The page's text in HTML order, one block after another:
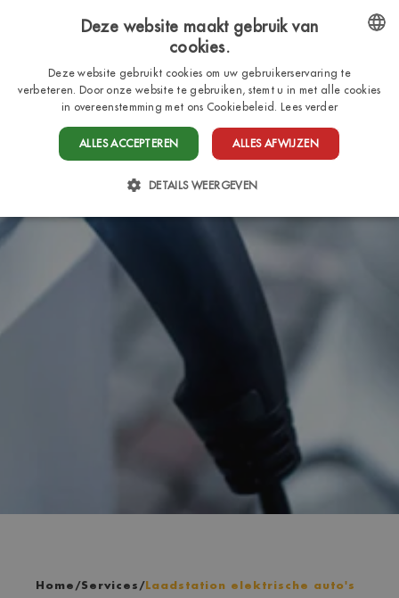
Home /Services /Laadstation elektrische auto's
ENGLISH
FRENCH
DUTCH
Deze website maakt gebruik van
cookies.
Deze website gebruikt cookies om uw gebruikerservaring te
verbeteren. Door onze website te gebruiken, stemt u in met alle cookies
in overeenstemming met ons Cookiebeleid. Lees verder
ALLES ACCEPTEREN ALLES AFWIJZEN
DETAILS WEERGEVEN